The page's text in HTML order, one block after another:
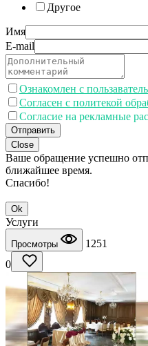
Другое
Имя
E-mail
Ознакомлен с
Согласен с политекой
Согласие на рекламные
Отправить
Close
Ваше обращение успешно
ближайшее время.
Спасибо!
Ok
Услуги
Просмотры
1251
0